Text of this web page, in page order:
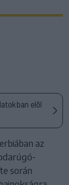
elöl
az
során